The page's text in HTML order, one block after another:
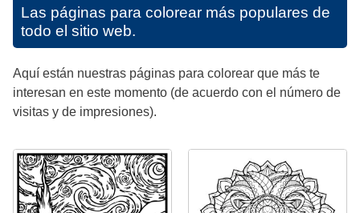
Las páginas para colorear más populares de
todo el sitio web.
Aquí están nuestras páginas para colorear que más te
interesan en este momento (de acuerdo con el número de
visitas y de impresiones).